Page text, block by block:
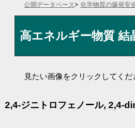
公開データベース> 化学物質の爆発安
高エネルギー物質 結
見たい画像をクリックしてくだ
2,4-ジニトロフェノール, 2,4-